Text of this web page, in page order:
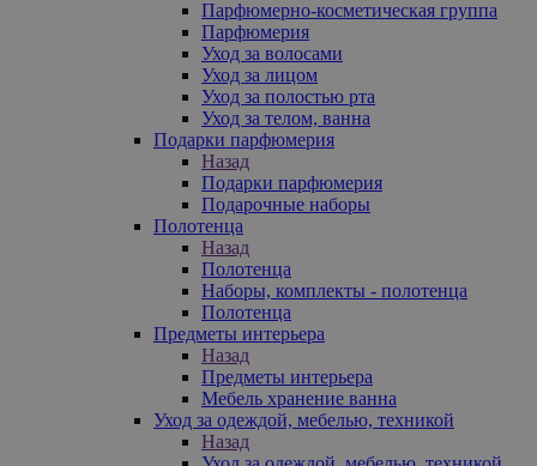
Парфюмерно-косметическая группа
Парфюмерия
Уход за волосами
Уход за лицом
Уход за полостью рта
Уход за телом, ванна
Подарки парфюмерия
Назад
Подарки парфюмерия
Подарочные наборы
Полотенца
Назад
Полотенца
Наборы, комплекты - полотенца
Полотенца
Предметы интерьера
Назад
Предметы интерьера
Мебель хранение ванна
Уход за одеждой, мебелью, техникой
Назад